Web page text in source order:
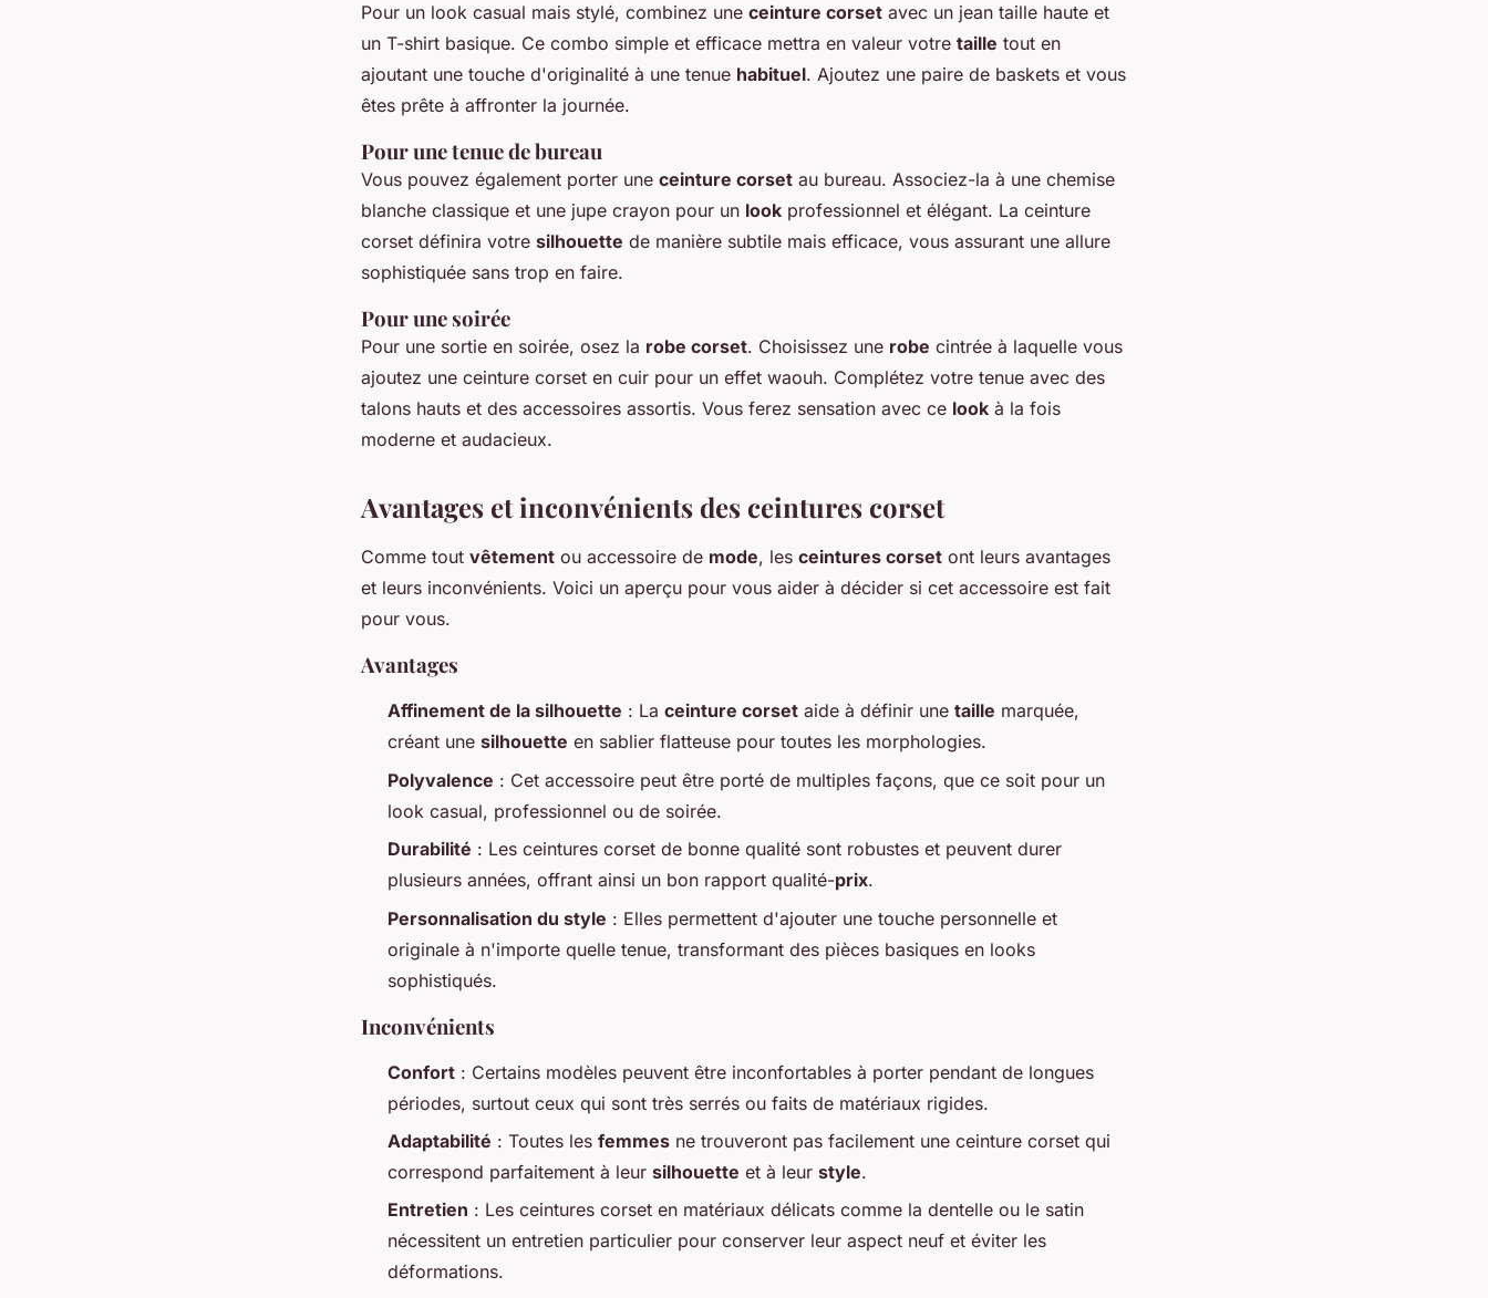
Pour un look casual mais stylé, combinez une ceinture corset avec un jean taille haute et
un T-shirt basique. Ce combo simple et efficace mettra en valeur votre taille tout en
ajoutant une touche d'originalité à une tenue habituel. Ajoutez une paire de baskets et vous
êtes prête à affronter la journée.
Pour une tenue de bureau
Vous pouvez également porter une ceinture corset au bureau. Associez-la à une chemise
blanche classique et une jupe crayon pour un look professionnel et élégant. La ceinture
corset définira votre silhouette de manière subtile mais efficace, vous assurant une allure
sophistiquée sans trop en faire.
Pour une soirée
Pour une sortie en soirée, osez la robe corset. Choisissez une robe cintrée à laquelle vous
ajoutez une ceinture corset en cuir pour un effet waouh. Complétez votre tenue avec des
talons hauts et des accessoires assortis. Vous ferez sensation avec ce look à la fois
moderne et audacieux.
Avantages et inconvénients des ceintures corset
Comme tout vêtement ou accessoire de mode, les ceintures corset ont leurs avantages
et leurs inconvénients. Voici un aperçu pour vous aider à décider si cet accessoire est fait
pour vous.
Avantages
Affinement de la silhouette : La ceinture corset aide à définir une taille marquée,
créant une silhouette en sablier flatteuse pour toutes les morphologies.
Polyvalence : Cet accessoire peut être porté de multiples façons, que ce soit pour un
look casual, professionnel ou de soirée.
Durabilité : Les ceintures corset de bonne qualité sont robustes et peuvent durer
plusieurs années, offrant ainsi un bon rapport qualité-prix.
Personnalisation du style : Elles permettent d'ajouter une touche personnelle et
originale à n'importe quelle tenue, transformant des pièces basiques en looks
sophistiqués.
Inconvénients
Confort : Certains modèles peuvent être inconfortables à porter pendant de longues
périodes, surtout ceux qui sont très serrés ou faits de matériaux rigides.
Adaptabilité : Toutes les femmes ne trouveront pas facilement une ceinture corset qui
correspond parfaitement à leur silhouette et à leur style.
Entretien : Les ceintures corset en matériaux délicats comme la dentelle ou le satin
nécessitent un entretien particulier pour conserver leur aspect neuf et éviter les
déformations.